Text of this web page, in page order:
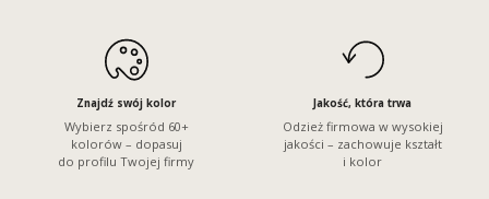
Znajdź swój kolor
Wybierz spośród 60+
kolorów – dopasuj
do profilu Twojej firmy
Jakość, która trwa
Odzież firmowa w wysokiej
jakości – zachowuje kształt
i kolor